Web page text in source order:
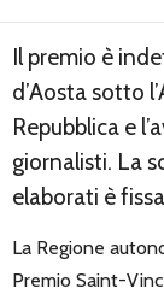
Il premio è
d’Aosta sotto
Repubblica e
giornalisti. La
elaborati è
La Regione
Premio Saint-